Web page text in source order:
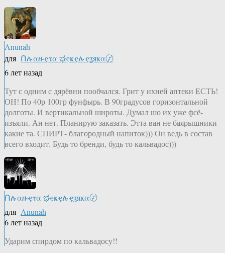
Anunah
для Ոሉαዙҿτα ಭҿҝҿሉҿʓяҝα〄
6 лет назад
Тут с одним с дярёвни пообчался. Грит у ихней аптеки ЕСТЬ!
ОН! По 40р 100гр фунфырь. В 90градусов горизонтальной
долготы. И вертикальной широты. Думал шо их уже фсё-
изъяли. Ан нет. Планирую заказать. Этта ван не баярышники
какие та. СПИРТ- благородный напиток))) Он ведь в состав
всего входит. Будь то бренди, будь то кальвадос)))
Ոሉαዙҿτα ಭҿҝҿሉҿʓяҝα〄
для Anunah
6 лет назад
Ударим спирдом по кальвадосу!!